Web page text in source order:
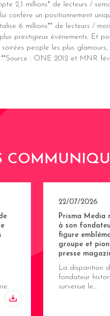
2,1 millions* de lecteurs /
confère un positionnement
6 millions** de lecteurs /
prestigieux événements. Et
people les plus glamours,
: ONE 2012 et MNR
22/07/2026
Prisma Media
à son
figure
groupe et
presse
La disparition
fondateur
survenue le…